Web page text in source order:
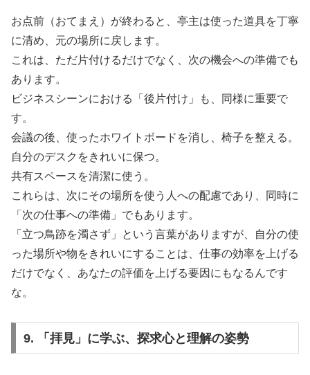
お点前（おてまえ）が終わると、亭主は使った道具を丁寧
に清め、元の場所に戻します。
これは、ただ片付けるだけでなく、次の機会への準備でも
あります。
ビジネスシーンにおける「後片付け」も、同様に重要で
す。
会議の後、使ったホワイトボードを消し、椅子を整える。
自分のデスクをきれいに保つ。
共有スペースを清潔に使う。
これらは、次にその場所を使う人への配慮であり、同時に
「次の仕事への準備」でもあります。
「立つ鳥跡を濁さず」という言葉がありますが、自分の使
った場所や物をきれいにすることは、仕事の効率を上げる
だけでなく、あなたの評価を上げる要因にもなるんです
な。
9. 「拝見」に学ぶ、探求心と理解の姿勢